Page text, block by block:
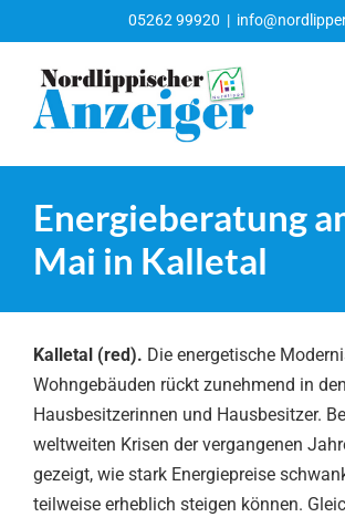
Inhalt
springen
05262 99920 |
Energieberatung
Mai in Kalletal
Kalletal (red). Die energetische
Wohngebäuden rückt zunehmend in
Hausbesitzerinnen und Hausbesitzer.
weltweiten Krisen der vergangenen
gezeigt, wie stark Energiepreise
teilweise erheblich steigen können.